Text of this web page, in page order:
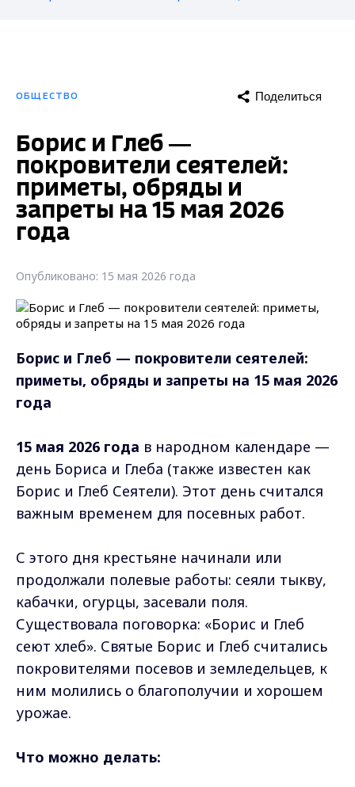
ОБЩЕСТВО Поделиться
Борис и Глеб —
покровители сеятелей:
приметы, обряды и
запреты на 15 мая 2026
года
Опубликовано: 15 мая 2026 года
Борис и Глеб — покровители сеятелей:
приметы, обряды и запреты на 15 мая 2026
года
15 мая 2026 года в народном календаре —
день Бориса и Глеба (также известен как
Борис и Глеб Сеятели). Этот день считался
важным временем для посевных работ.
С этого дня крестьяне начинали или
продолжали полевые работы: сеяли тыкву,
кабачки, огурцы, засевали поля.
Существовала поговорка: «Борис и Глеб
сеют хлеб». Святые Борис и Глеб считались
покровителями посевов и земледельцев, к
ним молились о благополучии и хорошем
урожае.
Что можно делать: